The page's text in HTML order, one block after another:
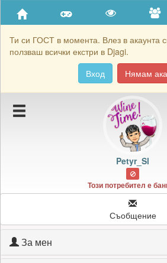
Ти си ГОСТ в момента. Влез в акаунта
ползваш всички екстри в Djagi.
Вход
Нямам
Приятели
Хронология на игри
Подаръците на Petyr_Sl
Petyr_Sl
Този потребител е
Съобщение
За мен